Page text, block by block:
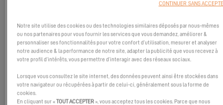
Notre site utilise des cookies ou des technologies similaires déposés par nous-mêmes
ou nos partenaires pour vous fournir les services que vous demandez, améliorer &
personnaliser ses fonctionnalités pour votre confort d’utilisation, mesurer et analyser
notre audience & la performance de notre site, adapter la publicité que vous recevez à
votre profil d’intérêts, vous permettre d’interagir avec des réseaux sociaux.
Lorsque vous consultez le site internet, des données peuvent ainsi être stockées dans
votre navigateur ou récupérées à partir de celui-ci, généralement sous la forme de
cookies.
En cliquant sur «TOUT ACCEPTER », vous acceptez tous les cookies. Parce que nous
CONTINUER SANS